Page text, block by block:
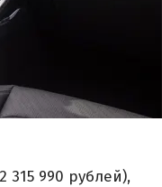
990 рублей),